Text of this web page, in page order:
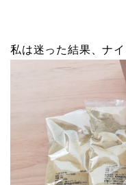
私は迷った結果、ナ